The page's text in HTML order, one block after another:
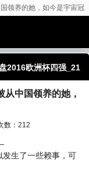
领养的她，如今是宇宙冠
2016欧洲杯四强_21
中国领养的她，
数：212
发生了一些赖事，可